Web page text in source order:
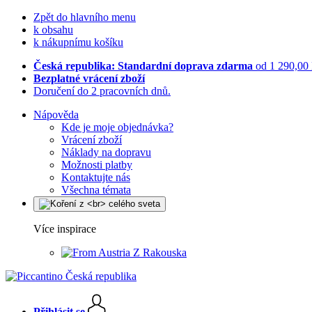
Zpět do hlavního menu
k obsahu
k nákupnímu košíku
Česká republika: Standardní doprava zdarma od 1 290,00
Bezplatné vrácení zboží
Doručení do 2 pracovních dnů.
Nápověda
Kde je moje objednávka?
Vrácení zboží
Náklady na dopravu
Možnosti platby
Kontaktujte nás
Všechna témata
Více inspirace
Z Rakouska